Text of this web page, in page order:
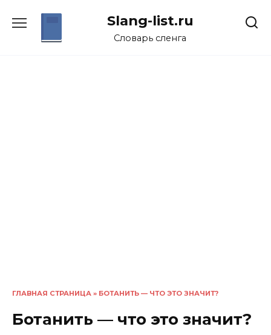
Slang-list.ru
Словарь сленга
ГЛАВНАЯ СТРАНИЦА » БОТАНИТЬ — ЧТО ЭТО ЗНАЧИТ?
Ботанить — что это значит?